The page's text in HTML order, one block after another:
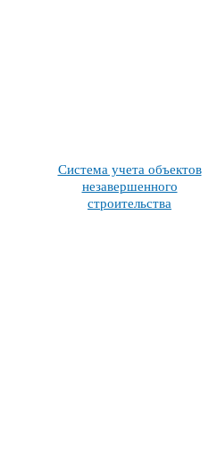
Система учета объектов
незавершенного
строительства